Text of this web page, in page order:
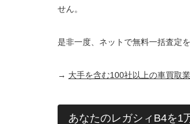
せん。
是非一度、ネットで無料一括査定
→ 大手を含む100社以上の車買取
あなたのレガシィB4を1